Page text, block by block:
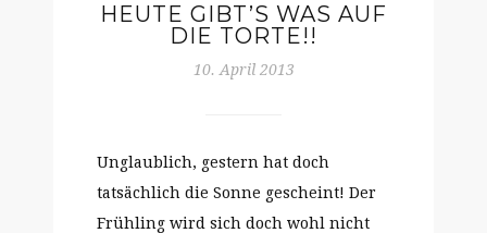
HEUTE GIBT’S WAS AUF
DIE TORTE!!
10. April 2013
Unglaublich, gestern hat doch
tatsächlich die Sonne gescheint! Der
Frühling wird sich doch wohl nicht